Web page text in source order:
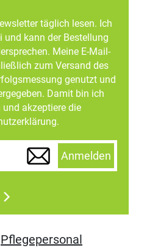
täglich lesen. Ich
und kann der Bestellung
Meine E-Mail-
zum Versand des
genutzt und
Damit bin ich
akzeptiere die
Anmelden
Pflegepersonal